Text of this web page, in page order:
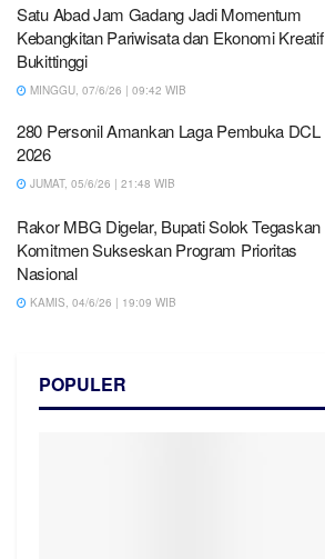
Satu Abad Jam Gadang Jadi Momentum
Kebangkitan Pariwisata dan Ekonomi Kreatif
Bukittinggi
MINGGU, 07/6/26 | 09:42 WIB
280 Personil Amankan Laga Pembuka DCL
2026
JUMAT, 05/6/26 | 21:48 WIB
Rakor MBG Digelar, Bupati Solok Tegaskan
Komitmen Sukseskan Program Prioritas
Nasional
KAMIS, 04/6/26 | 19:09 WIB
POPULER